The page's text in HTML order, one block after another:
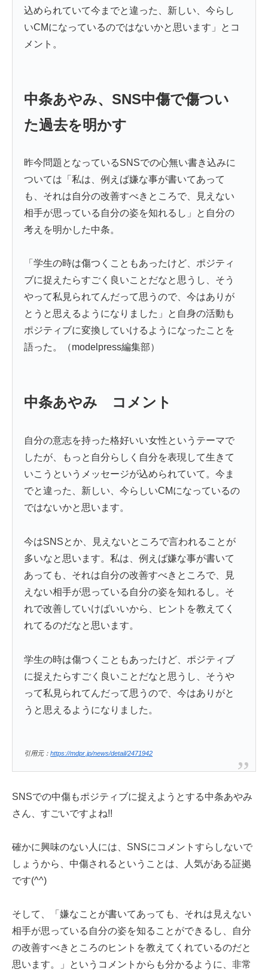
込められていて今までと違った、新しい、今らし
いCMになっているのではないかと思います」とコ
メント。
中条あやみ、SNS中傷で傷つい
た過去を明かす
昨今問題となっているSNSでの心無い書き込みに
ついては「私は、例えば嫌な事が書いてあって
も、それは自分の改善すべきところで、見えない
相手が思っている自分の姿を知れるし」と自分の
考えを明かした中条。
「学生の時は傷つくこともあったけど、ポジティ
ブに捉えたらすごく良いことだなと思うし、そう
やって私見られてんだって思うので、今はありが
とうと思えるようになりました」と自身の活動も
ポジティブに変換していけるようになったことを
語った。（modelpress編集部）
中条あやみ コメント
自分の意志を持った格好いい女性というテーマで
したが、もっと自分らしく自分を表現して生きて
いこうというメッセージが込められていて。今ま
でと違った、新しい、今らしいCMになっているの
ではないかと思います。
今はSNSとか、見えないところで言われることが
多いなと思います。私は、例えば嫌な事が書いて
あっても、それは自分の改善すべきところで、見
えない相手が思っている自分の姿を知れるし。そ
れで改善していけばいいから、ヒントを教えてく
れてるのだなと思います。
学生の時は傷つくこともあったけど、ポジティブ
に捉えたらすごく良いことだなと思うし、そうや
って私見られてんだって思うので、今はありがと
うと思えるようになりました。
引用元：https://mdpr.jp/news/detail/2471942
SNSでの中傷もポジティブに捉えようとする中条あやみ
さん、すごいですよね!!
確かに興味のない人には、SNSにコメントすらしないで
しょうから、中傷されるということは、人気がある証拠
です(^^)
そして、「嫌なことが書いてあっても、それは見えない
相手が思っている自分の姿を知ることができるし、自分
の改善すべきところのヒントを教えてくれているのだと
思います。」というコメントからも分かるように、非常